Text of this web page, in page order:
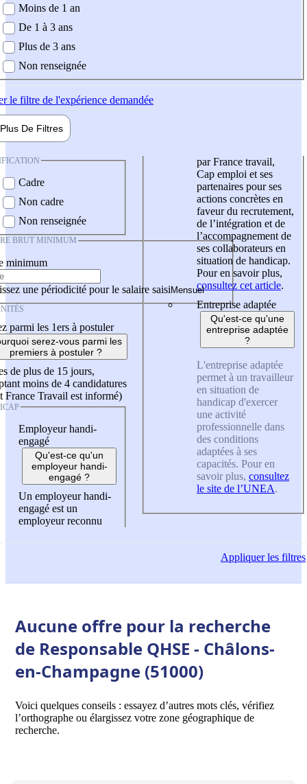
demandée
Moins de 1 an
De 1 à 3 ans
Plus de 3 ans
Non renseignée
le filtre de l'expérience demandée
Plus De Filtres
Cadre
Non cadre
Non renseignée
BRUT MINIMUM
minimum
une périodicité pour le salaire saisi
parmi les 1ers à postuler
serez-vous parmi les
premiers à postuler ?
de plus de 15 jours,
moins de 4 candidatures
France Travail est informé)
Employeur handi-
engagé
Qu'est-ce qu'un
employeur handi-
engagé ?
Un employeur handi-
engagé est un
employeur reconnu
par France travail,
Cap emploi et ses
partenaires pour ses
actions concrètes en
faveur du recrutement,
de l’intégration et de
l’accompagnement de
ses collaborateurs en
situation de handicap.
Pour en savoir plus,
consultez cet article.
Entreprise adaptée
Qu'est-ce qu'une
entreprise adaptée
?
L'entreprise adaptée
permet à un travailleur
en situation de
handicap d'exercer
une activité
professionnelle dans
des conditions
adaptées à ses
capacités. Pour en
savoir plus, consultez
le site de l’UNEA.
Appliquerles filtres
Aucune offre pour la recherche
de Responsable QHSE - Châlons-
en-Champagne (51000)
Voici quelques conseils : essayez d’autres mots clés, vérifiez
l’orthographe ou élargissez votre zone géographique de
recherche.